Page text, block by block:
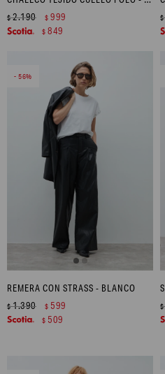
$2.190 $ 999
$ 849
$
56
REMERA CON STRASS - BLANCO
$1.390 $ 599
$ 509
$